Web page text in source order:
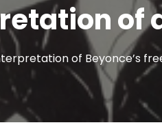
of
of Beyonce’s